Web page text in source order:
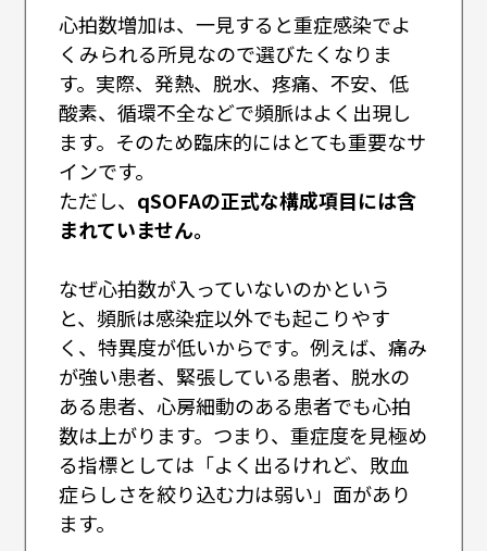
心拍数増加は、一見すると重症感染でよ
くみられる所見なので選びたくなりま
す。実際、発熱、脱水、疼痛、不安、低
酸素、循環不全などで頻脈はよく出現し
ます。そのため臨床的にはとても重要なサ
インです。
ただし、 qSOFAの正式な構成項目には含
まれていません。
なぜ心拍数が入っていないのかという
と、頻脈は感染症以外でも起こりやす
く、特異度が低いからです。例えば、痛み
が強い患者、緊張している患者、脱水の
ある患者、心房細動のある患者でも心拍
数は上がります。つまり、重症度を見極め
る指標としては「よく出るけれど、敗血
症らしさを絞り込む力は弱い」面があり
ます。